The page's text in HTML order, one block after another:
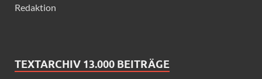
Redaktion
TEXTARCHIV 13.000 BEITRÄGE